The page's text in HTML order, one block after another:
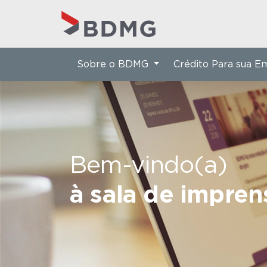
Bem-vindo(a)
à sala de
Sobre o BDMG Crédito Para sua